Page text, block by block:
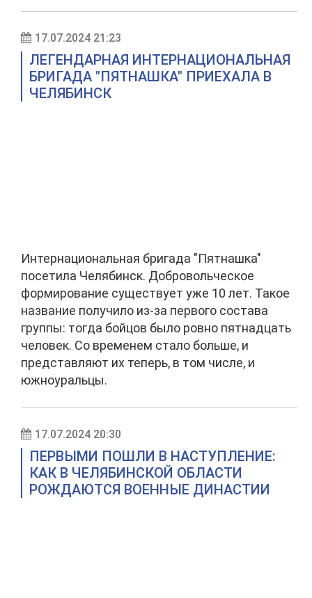
17.07.2024 21:23
ЛЕГЕНДАРНАЯ ИНТЕРНАЦИОНАЛЬНАЯ
БРИГАДА "ПЯТНАШКА" ПРИЕХАЛА В
ЧЕЛЯБИНСК
Интернациональная бригада "Пятнашка"
посетила Челябинск. Добровольческое
формирование существует уже 10 лет. Такое
название получило из-за первого состава
группы: тогда бойцов было ровно пятнадцать
человек. Со временем стало больше, и
представляют их теперь, в том числе, и
южноуральцы.
17.07.2024 20:30
ПЕРВЫМИ ПОШЛИ В НАСТУПЛЕНИЕ:
КАК В ЧЕЛЯБИНСКОЙ ОБЛАСТИ
РОЖДАЮТСЯ ВОЕННЫЕ ДИНАСТИИ